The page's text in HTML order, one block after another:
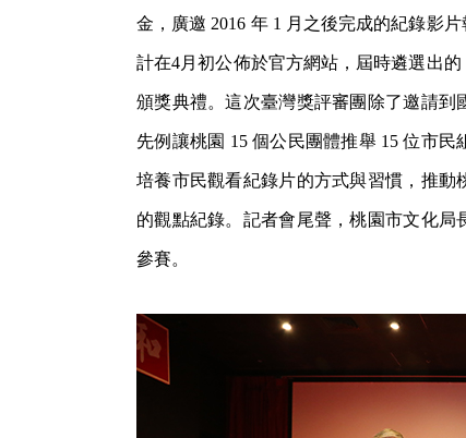
金，廣邀 2016 年 1 月之後完成的紀錄影
計在4月初公佈於官方網站，屆時遴選出
頒獎典禮。這次臺灣獎評審團除了邀請到
先例讓桃園 15 個公民團體推舉 15 位市
培養市民觀看紀錄片的方式與習慣，推
的觀點紀錄。記者會尾聲，桃園市文化
參賽。